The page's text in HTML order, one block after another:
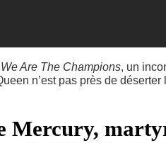
We Are The Champions, un
n’est pas près de
Mercury,